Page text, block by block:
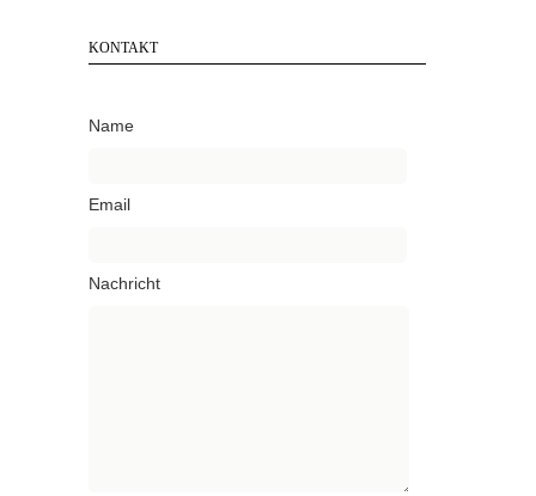
KONTAKT
Name
Email
Nachricht